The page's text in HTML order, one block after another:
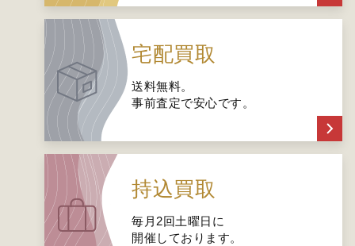
宅配買取
送料無料。
事前査定で安心です。
持込買取
毎月2回土曜日に
開催しております。